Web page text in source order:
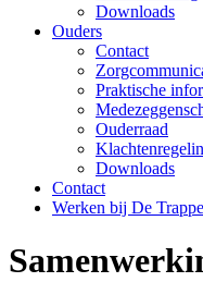
Downloads
Ouders
Contact
Praktische
Ouderraad
Downloads
Contact
Werken bij De